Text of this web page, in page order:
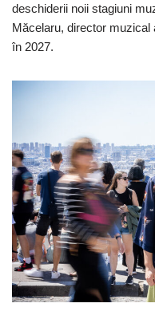
deschiderii noii stagiuni
Măcelaru, director muzical
în 2027.